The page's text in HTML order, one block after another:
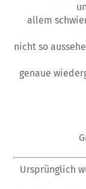
allem
nicht so
genaue
Ursprünglich